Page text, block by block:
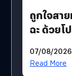
ถูกใจสา
ฉะ ด้วยโ
มีภาษาไท
07/08/2026
Read More